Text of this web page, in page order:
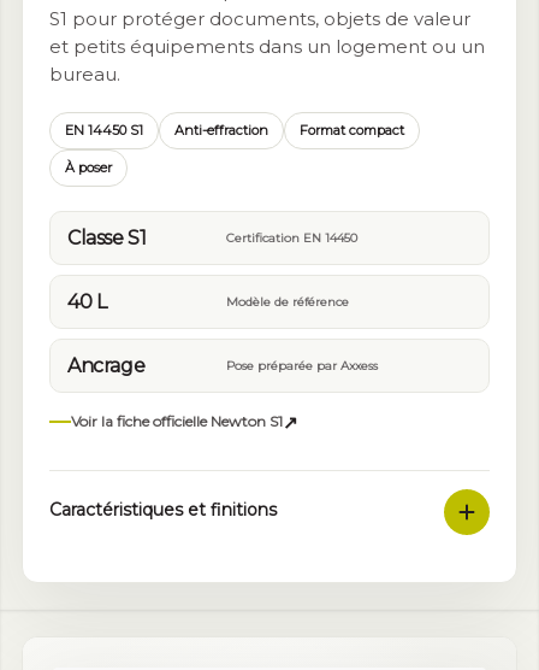
S1 pour protéger documents, objets de valeur
et petits équipements dans un logement ou un
bureau.
EN 14450 S1 Anti-effraction Format compact
À poser
Classe S1 Certification EN 14450
40 L Modèle de référence
Ancrage Pose préparée par Axxess
Voir la fiche officielle Newton S1↗
Caractéristiques et finitions